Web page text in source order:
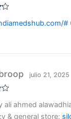
#
julio 21, 2025
ali ahmed
& general store: